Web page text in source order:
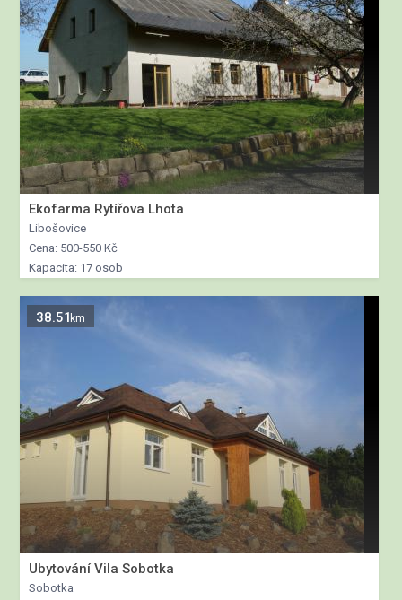
Ekofarma Rytířova Lhota
Libošovice
Cena: 500-550 Kč
Kapacita: 17 osob
38.51km
Ubytování Vila Sobotka
Sobotka